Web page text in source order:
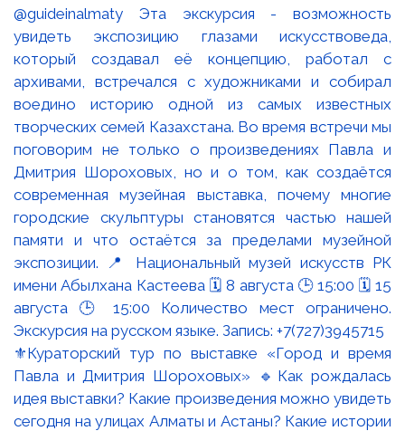
⚜️Кураторский тур по выставке «Город и время
Павла и Дмитрия Шороховых» 🔹Как рождалась
идея выставки? Какие произведения можно увидеть
сегодня на улицах Алматы и Астаны? Какие истории